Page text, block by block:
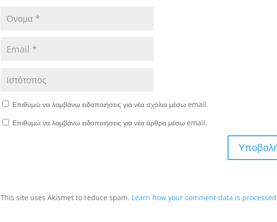
Επιθυμώ να λαμβάνω ειδοποιήσεις για νέα σχόλια μέσω email.
Επιθυμώ να λαμβάνω ειδοποιήσεις για νέα άρθρα μέσω email.
This site uses Akismet to reduce spam. Learn how your comment data is